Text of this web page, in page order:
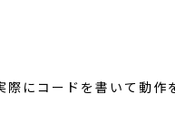
コードを書いて動作